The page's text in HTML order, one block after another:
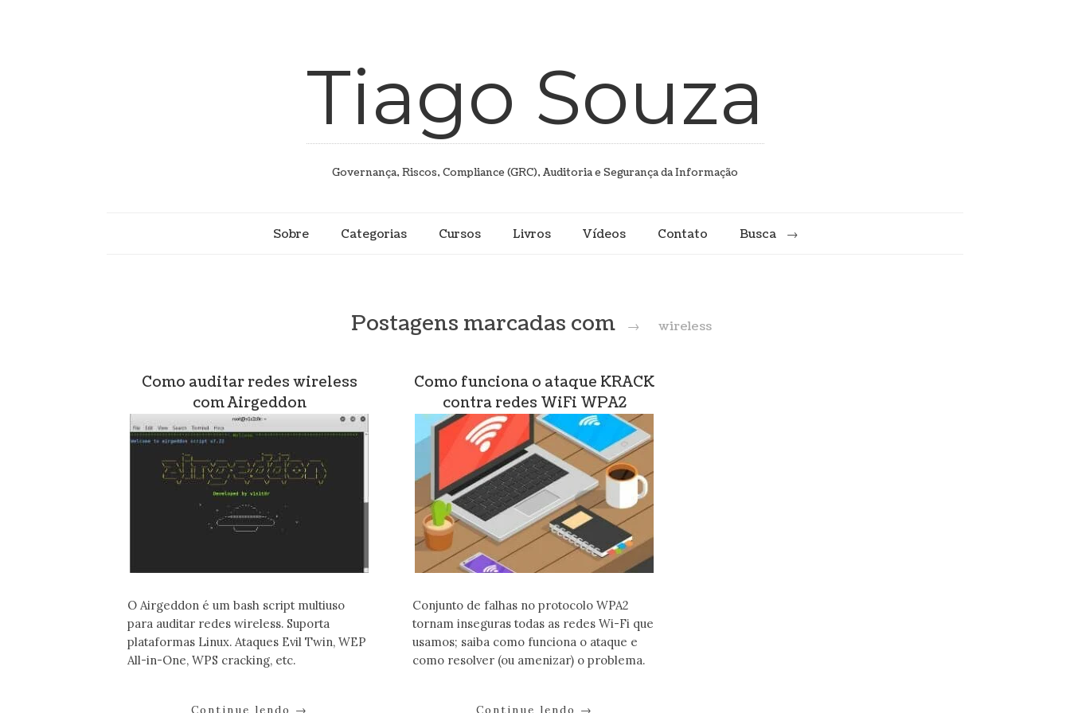
Tiago Souza
Governança, Riscos, Compliance (GRC), Auditoria e Segurança da Informação
Sobre Categorias Cursos Livros Vídeos Contato Busca
Postagens marcadas com → wireless
Como auditar redes wireless
com Airgeddon
O Airgeddon é um bash script multiuso
para auditar redes wireless. Suporta
plataformas Linux. Ataques Evil Twin, WEP
All-in-One, WPS cracking, etc.
Continue lendo →
Como funciona o ataque KRACK
contra redes WiFi WPA2
Conjunto de falhas no protocolo WPA2
tornam inseguras todas as redes Wi-Fi que
usamos; saiba como funciona o ataque e
como resolver (ou amenizar) o problema.
Continue lendo →